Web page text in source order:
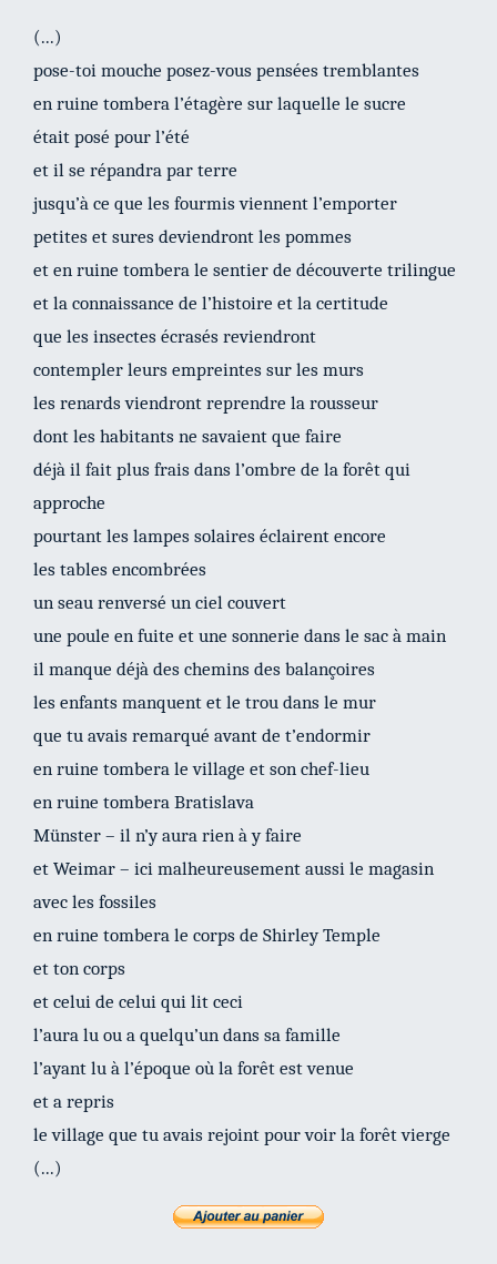
(...)
pose-toi mouche posez-vous pensées tremblantes
en ruine tombera l’étagère sur laquelle le sucre
était posé pour l’été
et il se répandra par terre
jusqu’à ce que les fourmis viennent l’emporter
petites et sures deviendront les pommes
et en ruine tombera le sentier de découverte trilingue
et la connaissance de l’histoire et la certitude
que les insectes écrasés reviendront
contempler leurs empreintes sur les murs
les renards viendront reprendre la rousseur
dont les habitants ne savaient que faire
déjà il fait plus frais dans l’ombre de la forêt qui
approche
pourtant les lampes solaires éclairent encore
les tables encombrées
un seau renversé un ciel couvert
une poule en fuite et une sonnerie dans le sac à main
il manque déjà des chemins des balançoires
les enfants manquent et le trou dans le mur
que tu avais remarqué avant de t’endormir
en ruine tombera le village et son chef-lieu
en ruine tombera Bratislava
Münster – il n’y aura rien à y faire
et Weimar – ici malheureusement aussi le magasin
avec les fossiles
en ruine tombera le corps de Shirley Temple
et ton corps
et celui de celui qui lit ceci
l’aura lu ou a quelqu’un dans sa famille
l’ayant lu à l’époque où la forêt est venue
et a repris
le village que tu avais rejoint pour voir la forêt vierge
(...)